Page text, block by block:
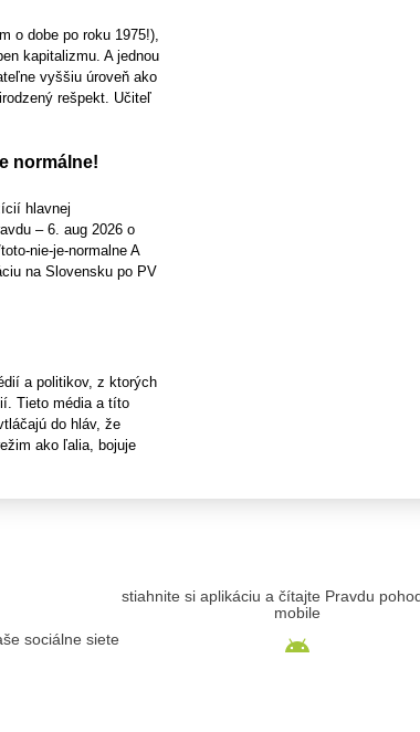
o dobe po roku 1975!),
kapitalizmu. A jednou
vyššiu úroveň ako
rešpekt. Učiteľ
normálne!
hlavnej
– 6. aug 2026 o
nie-je-normalne A
na Slovensku po PV
a politikov, z ktorých
Tieto média a títo
do hláv, že
ako ľalia, bojuje
sociálne siete
stiahnite si aplikáciu a čítajte Pravdu
mobile